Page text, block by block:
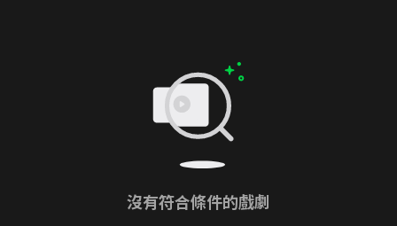
沒有符合條件的戲劇